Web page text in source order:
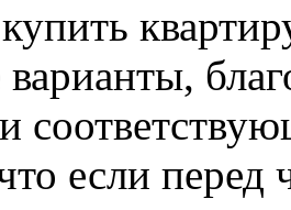
варианты,
если перед